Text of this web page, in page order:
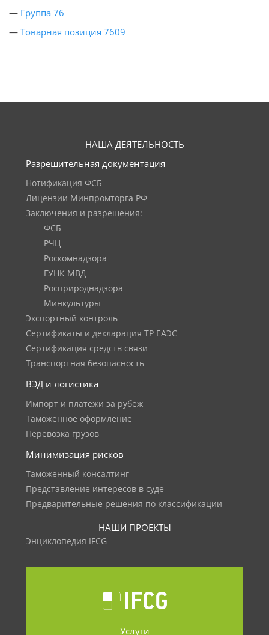
— Группа 76
— Товарная позиция 7609
НАША ДЕЯТЕЛЬНОСТЬ
Разрешительная документация
Нотификация ФСБ
Лицензии Минпромторга РФ
Заключения и разрешения:
ФСБ
РЧЦ
Роскомнадзора
ГУНК МВД
Росприроднадзора
Минкультуры
Экспортный контроль
Сертификаты и декларация ТР ЕАЭС
Сертификация средств связи
Транспортная безопасность
ВЭД и логистика
Импорт и платежи за рубеж
Таможенное оформление
Перевозка грузов
Минимизация рисков
Таможенный консалтинг
Представление интересов в суде
Предварительные решения по классификации
НАШИ ПРОЕКТЫ
Энциклопедия IFCG
Услуги